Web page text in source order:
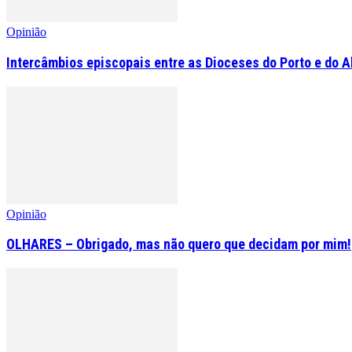
Opinião
Intercâmbios episcopais entre as Dioceses do Porto e do
Opinião
OLHARES – Obrigado, mas não quero que decidam por mim!